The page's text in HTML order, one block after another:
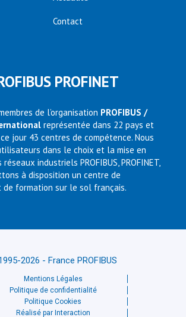
Contact
PROFINET
de l’organisation PROFIBUS /
représentée dans 22 pays et
jour 43 centres de compétence. Nous
dans le choix et la mise en
industriels PROFIBUS, PROFINET,
à disposition un centre de
de formation sur le sol français.
2026 - France PROFIBUS
Mentions Légales
Politique de confidentialité
Politique Cookies
Réalisé par Interaction